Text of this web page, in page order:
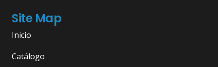
Site Map
Inicio
Catálogo